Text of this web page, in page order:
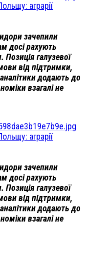
аграрії
зачепили
досі рахують
Позиція галузевої
від підтримки,
додають до
взагалі не
аграрії
зачепили
досі рахують
Позиція галузевої
від підтримки,
додають до
взагалі не